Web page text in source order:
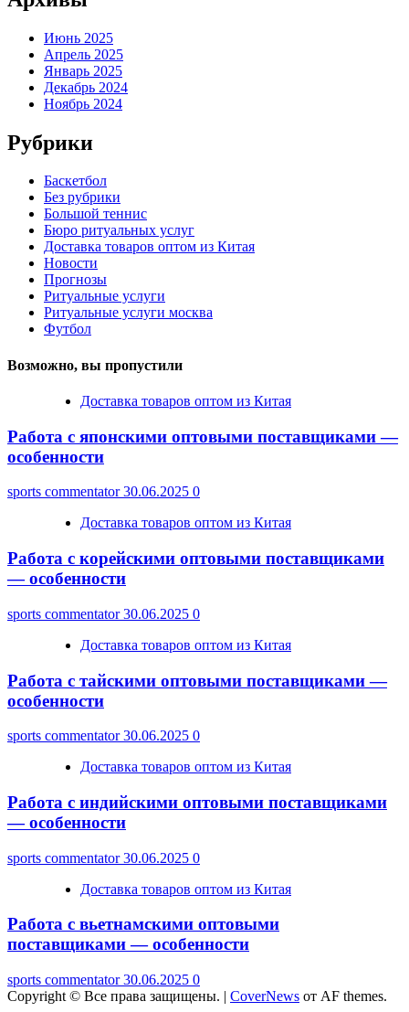
Июнь 2025
Апрель 2025
Январь 2025
Декабрь 2024
Ноябрь 2024
Рубрики
Баскетбол
Без рубрики
Большой теннис
Бюро ритуальных услуг
Доставка товаров оптом из Китая
Новости
Прогнозы
Ритуальные услуги
Ритуальные услуги москва
Футбол
Возможно, вы пропустили
Доставка товаров оптом из Китая
Работа с японскими оптовыми поставщиками —
особенности
sports commentator30.06.2025 0
Доставка товаров оптом из Китая
Работа с корейскими оптовыми поставщиками
— особенности
sports commentator30.06.2025 0
Доставка товаров оптом из Китая
Работа с тайскими оптовыми поставщиками —
особенности
sports commentator30.06.2025 0
Доставка товаров оптом из Китая
Работа с индийскими оптовыми поставщиками
— особенности
sports commentator30.06.2025 0
Доставка товаров оптом из Китая
Работа с вьетнамскими оптовыми
поставщиками — особенности
sports commentator30.06.2025 0
Copyright © Все права защищены. | CoverNews от AF themes.